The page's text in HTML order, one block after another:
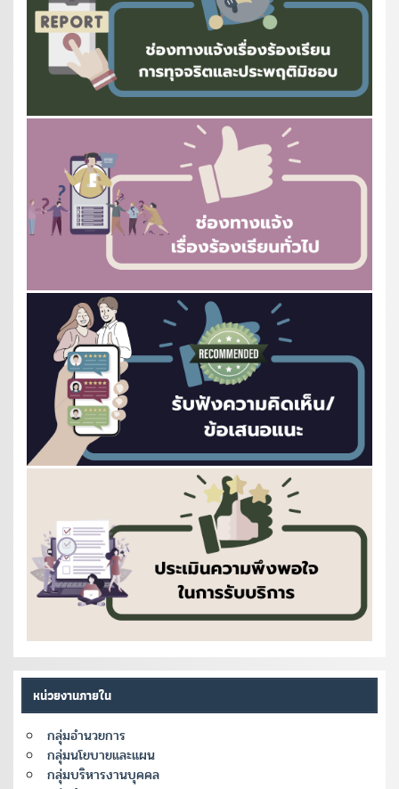
หน่วยงานภายใน
กลุ่มอำนวยการ
กลุ่มนโยบายและแผน
กลุ่มบริหารงานบุคคล